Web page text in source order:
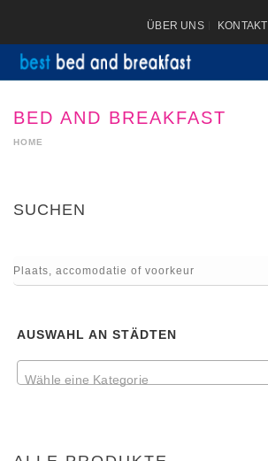
ÜBER UNS KONTAKT
BED AND BREAKFAST
HOME
SUCHEN
AUSWAHL AN STÄDTEN
Wähle eine Kategorie